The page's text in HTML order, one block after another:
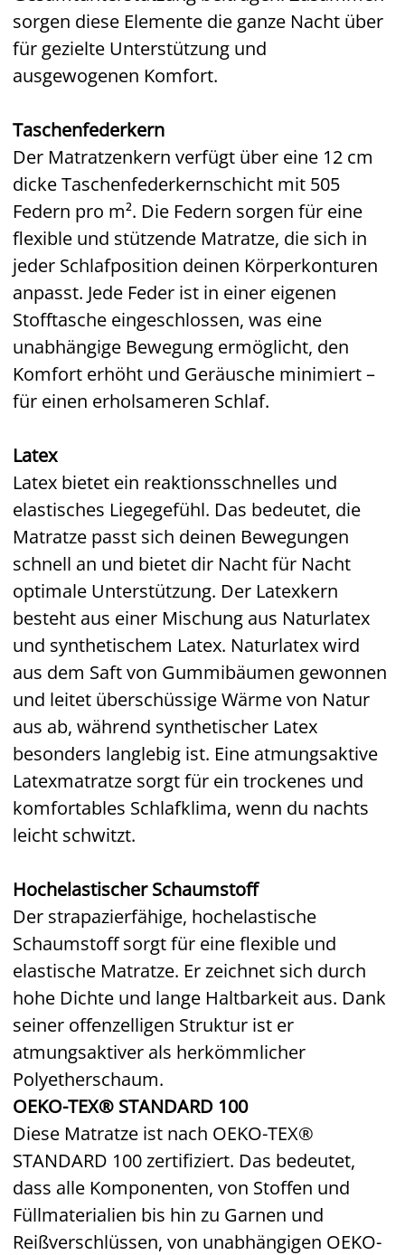
sorgen diese Elemente die ganze Nacht über
für gezielte Unterstützung und
ausgewogenen Komfort.
Taschenfederkern
Der Matratzenkern verfügt über eine 12 cm
dicke Taschenfederkernschicht mit 505
Federn pro m². Die Federn sorgen für eine
flexible und stützende Matratze, die sich in
jeder Schlafposition deinen Körperkonturen
anpasst. Jede Feder ist in einer eigenen
Stofftasche eingeschlossen, was eine
unabhängige Bewegung ermöglicht, den
Komfort erhöht und Geräusche minimiert –
für einen erholsameren Schlaf.
Latex
Latex bietet ein reaktionsschnelles und
elastisches Liegegefühl. Das bedeutet, die
Matratze passt sich deinen Bewegungen
schnell an und bietet dir Nacht für Nacht
optimale Unterstützung. Der Latexkern
besteht aus einer Mischung aus Naturlatex
und synthetischem Latex. Naturlatex wird
aus dem Saft von Gummibäumen gewonnen
und leitet überschüssige Wärme von Natur
aus ab, während synthetischer Latex
besonders langlebig ist. Eine atmungsaktive
Latexmatratze sorgt für ein trockenes und
komfortables Schlafklima, wenn du nachts
leicht schwitzt.
Hochelastischer Schaumstoff
Der strapazierfähige, hochelastische
Schaumstoff sorgt für eine flexible und
elastische Matratze. Er zeichnet sich durch
hohe Dichte und lange Haltbarkeit aus. Dank
seiner offenzelligen Struktur ist er
atmungsaktiver als herkömmlicher
Polyetherschaum.
OEKO-TEX® STANDARD 100
Diese Matratze ist nach OEKO-TEX®
STANDARD 100 zertifiziert. Das bedeutet,
dass alle Komponenten, von Stoffen und
Füllmaterialien bis hin zu Garnen und
Reißverschlüssen, von unabhängigen OEKO-